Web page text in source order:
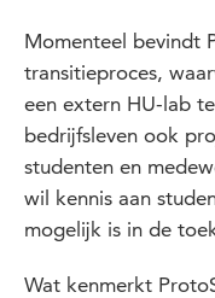
Momenteel bevindt
transitieproces,
een extern HU-lab
bedrijfsleven ook
studenten en
wil kennis aan
mogelijk is in de
Wat kenmerkt